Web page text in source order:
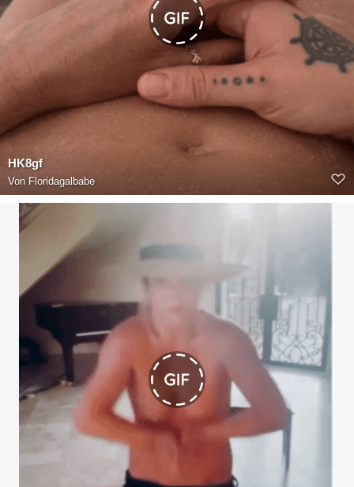
HK8gf
Von Floridagalbabe